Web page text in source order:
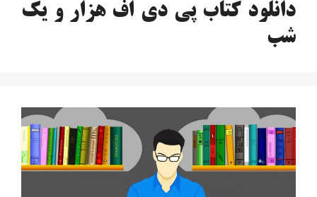
دانلود کتاب پی دی اف هزار و یک
شب